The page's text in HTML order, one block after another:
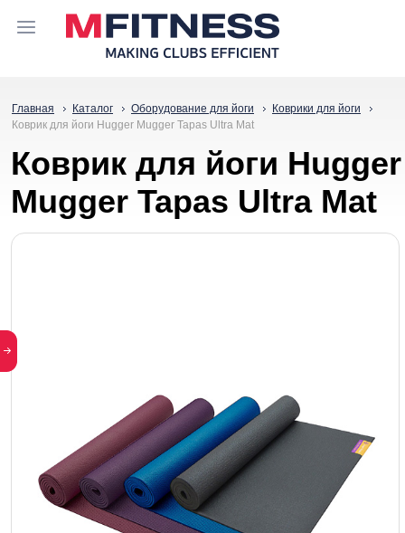
Главная Каталог Оборудование для йоги
Коврики для йоги
Коврик для йоги Hugger Mugger Tapas Ultra Mat
Коврик для йоги Hugger
Mugger Tapas Ultra Mat